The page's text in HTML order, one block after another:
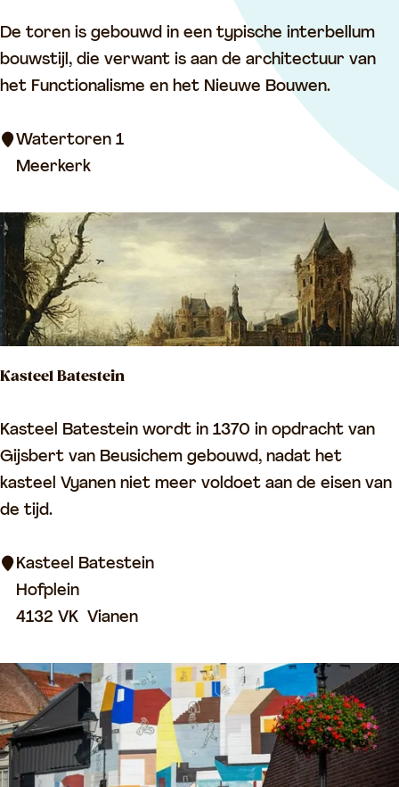
W
a
t
r
r
e
n
e
r
e
r
k
De toren is gebouwd in een typische interbellum
bouwstijl, die verwant is aan de architectuur van
het Functionalisme en het Nieuwe Bouwen.
Watertoren 1
Meerkerk
Kasteel Batestein
K
a
s
t
e
t
e
s
t
e
Kasteel Batestein wordt in 1370 in opdracht van
Gijsbert van Beusichem gebouwd, nadat het
kasteel Vyanen niet meer voldoet aan de eisen van
de tijd.
Kasteel Batestein
Hofplein
4132 VK Vianen